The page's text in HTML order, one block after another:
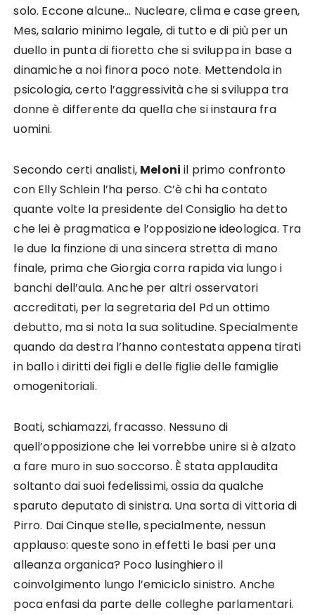
solo. Eccone alcune… Nucleare, clima e case green,
Mes, salario minimo legale, di tutto e di più per un
duello in punta di fioretto che si sviluppa in base a
dinamiche a noi finora poco note. Mettendola in
psicologia, certo l’aggressività che si sviluppa tra
donne è differente da quella che si instaura fra
uomini.
Secondo certi analisti, Meloni il primo confronto
con Elly Schlein l’ha perso. C’è chi ha contato
quante volte la presidente del Consiglio ha detto
che lei è pragmatica e l’opposizione ideologica. Tra
le due la finzione di una sincera stretta di mano
finale, prima che Giorgia corra rapida via lungo i
banchi dell’aula. Anche per altri osservatori
accreditati, per la segretaria del Pd un ottimo
debutto, ma si nota la sua solitudine. Specialmente
quando da destra l’hanno contestata appena tirati
in ballo i diritti dei figli e delle figlie delle famiglie
omogenitoriali.
Boati, schiamazzi, fracasso. Nessuno di
quell’opposizione che lei vorrebbe unire si è alzato
a fare muro in suo soccorso. È stata applaudita
soltanto dai suoi fedelissimi, ossia da qualche
sparuto deputato di sinistra. Una sorta di vittoria di
Pirro. Dai Cinque stelle, specialmente, nessun
applauso: queste sono in effetti le basi per una
alleanza organica? Poco lusinghiero il
coinvolgimento lungo l’emiciclo sinistro. Anche
poca enfasi da parte delle colleghe parlamentari.